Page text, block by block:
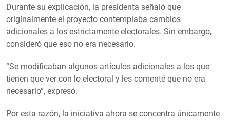
Durante su explicación, la presidenta señaló que
originalmente el proyecto contemplaba cambios
adicionales a los estrictamente electorales. Sin embargo,
consideró que eso no era necesario.
“Se modificaban algunos artículos adicionales a los que
tienen que ver con lo electoral y les comenté que no era
necesario”, expresó.
Por esta razón, la iniciativa ahora se concentra únicamente